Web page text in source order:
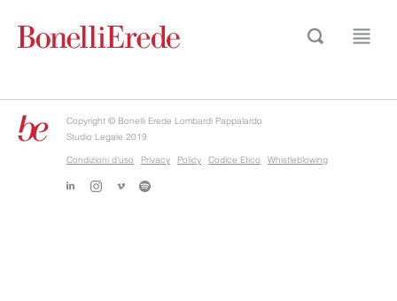
Copyright © Bonelli Erede Lombardi Pappalardo
Studio Legale 2019
Condizioni d'uso
Privacy Policy Codice Etico Whistleblowing